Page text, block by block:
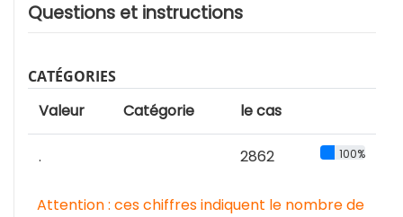
Questions et instructions
CATÉGORIES
Valeur Catégorie le cas
. 2862 100%
Attention : ces chiffres indiquent le nombre de